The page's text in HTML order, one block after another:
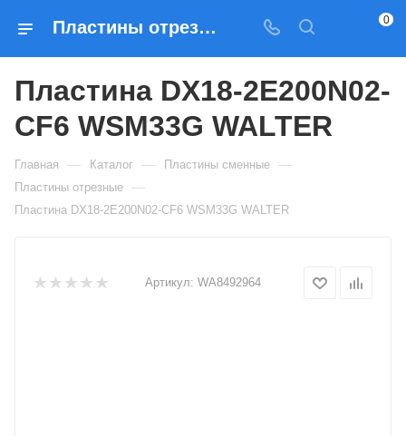
Пластины отрезные Пластина DX18-2E200N02-CF6 WSM33G WALTER — купить по выгодным ценам в Москве 0
Пластина DX18-2E200N02-
CF6 WSM33G WALTER
Главная — Каталог — Пластины сменные —
Пластины отрезные —
Пластина DX18-2E200N02-CF6 WSM33G WALTER
Артикул: WA8492964